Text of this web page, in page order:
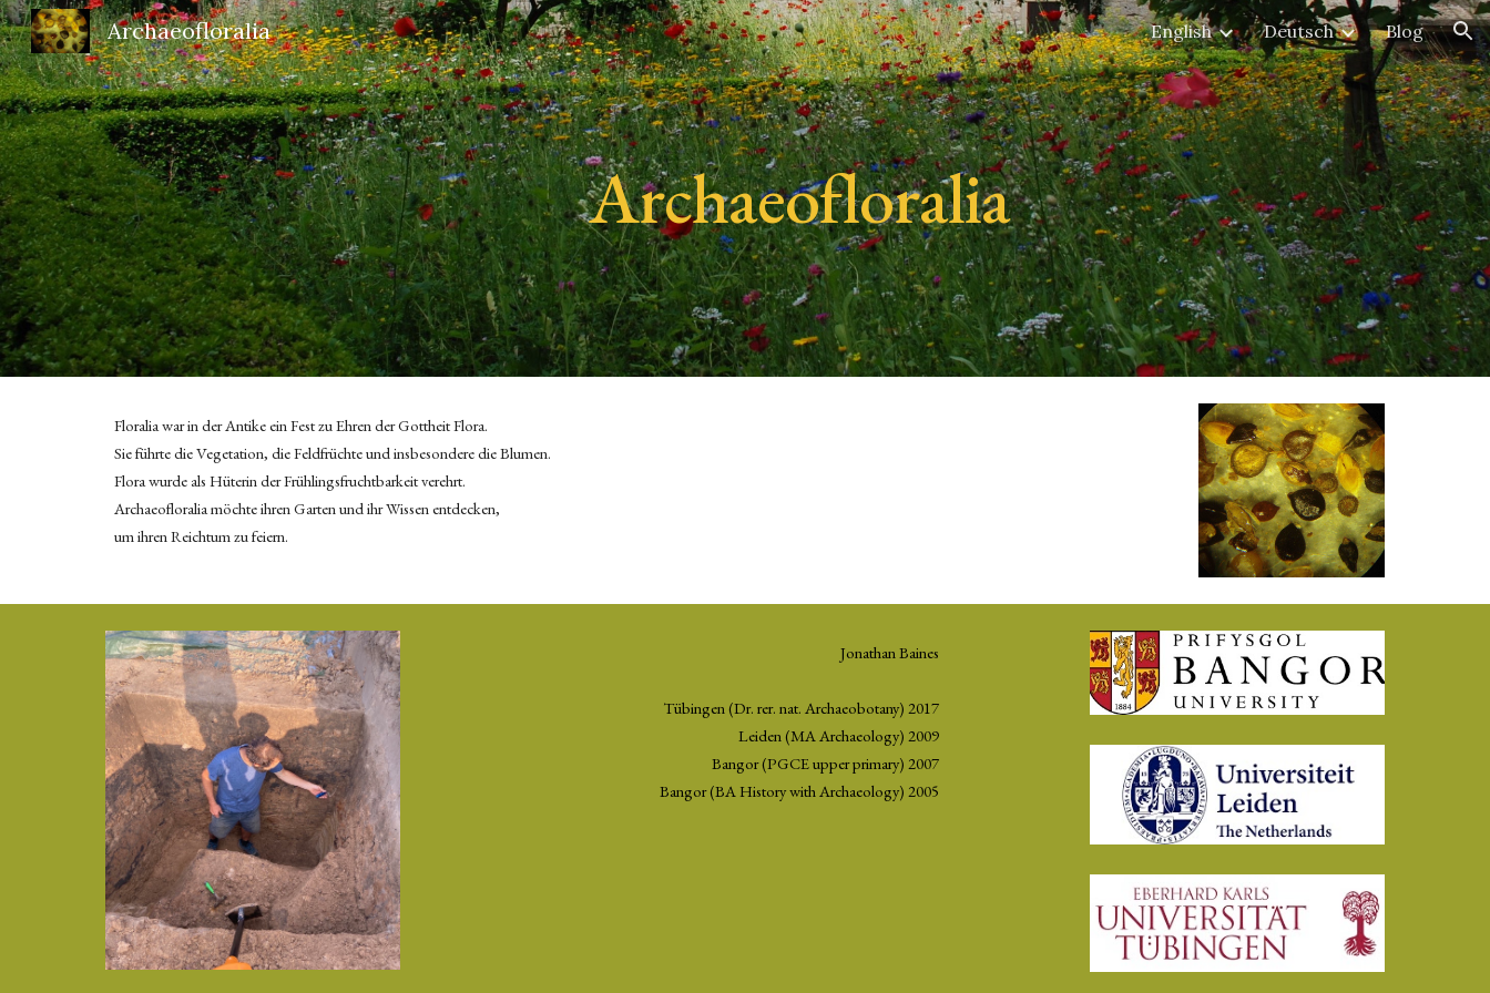
Skip to main content Skip to navigation
Archaeofloralia English Deutsch Blog
Archaeofloralia
Floralia war in der Antike ein Fest zu Ehren der Gottheit Flora.
Sie führte die Vegetation, die Feldfrüchte undinsbesonderedie Blumen.
Flora wurde als Hüterin der Frühlingsfruchtbarkeit verehrt.
Archaeofloralia möchte ihren Garten und ihr Wissen entdecken,
um ihren Reichtum zu feiern.
Jonathan Baines
Tübingen (Dr. rer. nat. Archaeobotany) 2017
Leiden (MA Archaeology) 2009
Bangor (PGCE upper primary) 2007
Bangor (BA History with Archaeology) 2005